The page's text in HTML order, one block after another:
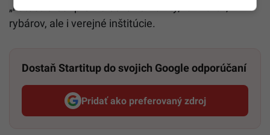
„katastrofou“ pre vidiecke komunity, farmárov,
rybárov, ale i verejné inštitúcie.
Dostaň Startitup do svojich Google odporúčaní
Pridať ako preferovaný zdroj
Startitup, odkaz sa otvorí v